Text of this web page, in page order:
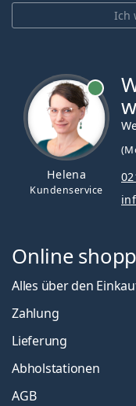
Ich
Helena
Kundenservice
Online
Alles über den
Zahlung
Lieferung
Abholstationen
AGB